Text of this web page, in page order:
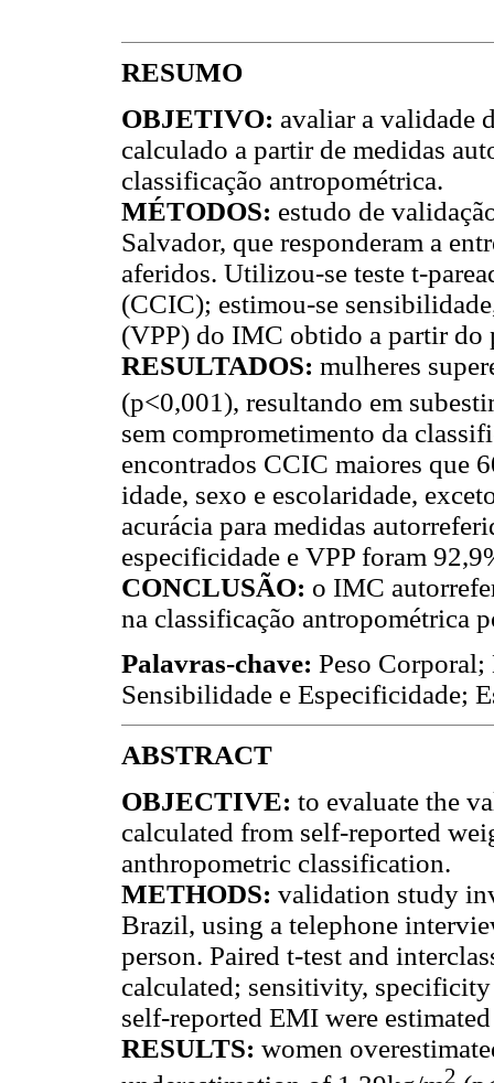
RESUMO
OBJETIVO: avaliar a validade
calculado a partir de medidas
classificação antropométrica.
MÉTODOS: estudo de
Salvador, que responderam a
aferidos. Utilizou-se teste t-
(CCIC); estimou-se
(VPP) do IMC obtido a partir do
RESULTADOS: mulheres
(p<0,001), resultando em
sem comprometimento da
encontrados CCIC maiores que
idade, sexo e escolaridade,
acurácia para medidas
especificidade e VPP foram
CONCLUSÃO: o IMC
na classificação antropométrica
Palavras-chave: Peso
Sensibilidade e Especificidade;
ABSTRACT
OBJECTIVE: to evaluate the
calculated from self-reported
anthropometric classification.
METHODS: validation study
Brazil, using a telephone
person. Paired t-test and
calculated; sensitivity,
self-reported EMI were
RESULTS: women
2